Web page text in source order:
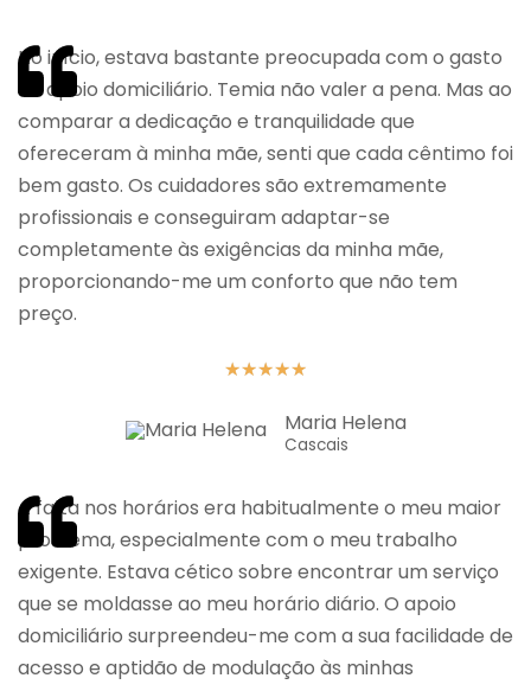
No início, estava bastante preocupada com o gasto
do apoio domiciliário. Temia não valer a pena. Mas ao
comparar a dedicação e tranquilidade que
ofereceram à minha mãe, senti que cada cêntimo foi
bem gasto. Os cuidadores são extremamente
profissionais e conseguiram adaptar-se
completamente às exigências da minha mãe,
proporcionando-me um conforto que não tem
preço.
★★★★★
Maria Helena
Cascais
A falta nos horários era habitualmente o meu maior
problema, especialmente com o meu trabalho
exigente. Estava cético sobre encontrar um serviço
que se moldasse ao meu horário diário. O apoio
domiciliário surpreendeu-me com a sua facilidade de
acesso e aptidão de modulação às minhas